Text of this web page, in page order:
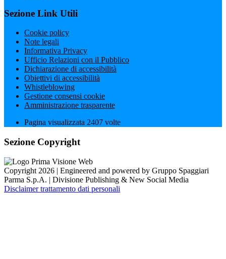
Sezione Link Utili
Cookie policy
Note legali
Informativa Privacy
Ufficio Relazioni con il Pubblico
Dichiarazione di accessibilità
Obiettivi di accessibilità
Whistleblowing
Gestione consensi cookie
Amministrazione trasparente
Pagina visualizzata 2407 volte
Sezione Copyright
Copyright 2026 | Engineered and powered by Gruppo Spaggiari
Parma S.p.A. | Divisione Publishing & New Social Media
Disclaimer trattamento dati personali